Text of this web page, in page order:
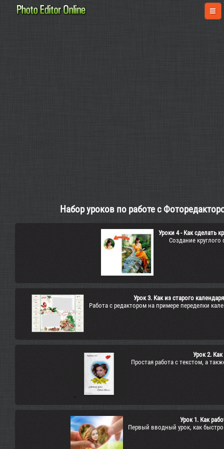
Набор уроков по работе с
Уроки 4 - Как сделать
Создание
Урок 3. Как из старого
Работа с редактором на примере переделки
Урок 2.
Простая работа с текстом, а
Урок 1. Как
Первый вводный урок, как